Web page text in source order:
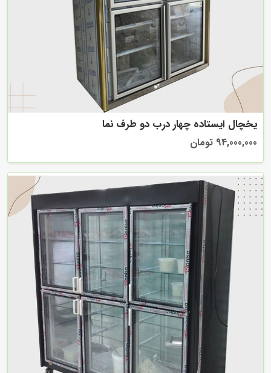
یخچال ایستاده چهار درب دو طرف نما
94,000,000 تومان